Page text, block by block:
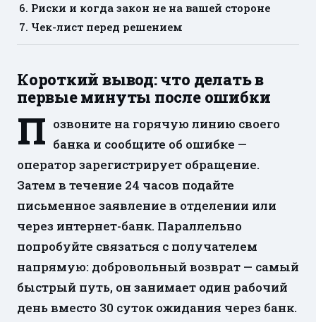
Риски и когда закон не на вашей стороне
Чек-лист перед решением
Короткий вывод: что делать в
первые минуты после ошибки
П озвоните на горячую линию своего
банка и сообщите об ошибке —
оператор зарегистрирует обращение.
Затем в течение 24 часов подайте
письменное заявление в отделении или
через интернет-банк. Параллельно
попробуйте связаться с получателем
напрямую: добровольный возврат — самый
быстрый путь, он занимает один рабочий
день вместо 30 суток ожидания через банк.